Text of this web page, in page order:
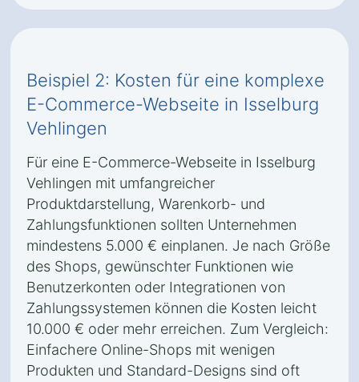
Beispiel 2: Kosten für eine komplexe
E-Commerce-Webseite in Isselburg
Vehlingen
Für eine E-Commerce-Webseite in Isselburg
Vehlingen mit umfangreicher
Produktdarstellung, Warenkorb- und
Zahlungsfunktionen sollten Unternehmen
mindestens 5.000 € einplanen. Je nach Größe
des Shops, gewünschter Funktionen wie
Benutzerkonten oder Integrationen von
Zahlungssystemen können die Kosten leicht
10.000 € oder mehr erreichen. Zum Vergleich:
Einfachere Online-Shops mit wenigen
Produkten und Standard-Designs sind oft